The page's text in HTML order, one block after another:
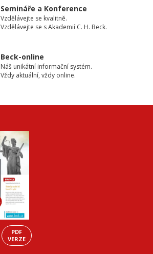
Semináře a Konference
Vzdělávejte se kvalitně.
Vzdělávejte se s Akademií C. H. Beck.
Beck-online
Náš unikátní informační systém.
Vždy aktuální, vždy online.
PDF
VERZE